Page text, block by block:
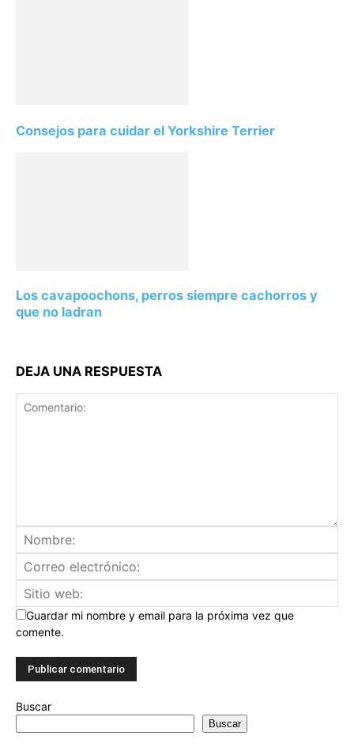
Consejos para cuidar el Yorkshire Terrier
Los cavapoochons, perros siempre cachorros y
que no ladran
DEJA UNA RESPUESTA
Guardar mi nombre y email para la próxima vez que
comente.
Buscar
Buscar